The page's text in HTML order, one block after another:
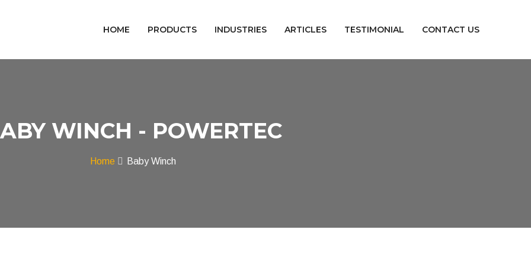
HOME PRODUCTS INDUSTRIES ARTICLES TESTIMONIAL CONTACT US
WINCH - POWERTEC
Home Baby Winch